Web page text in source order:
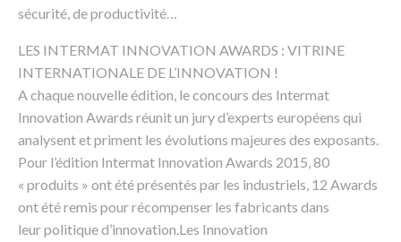
sécurité, de productivité…
LES INTERMAT INNOVATION AWARDS : VITRINE
INTERNATIONALE DE L’INNOVATION !
A chaque nouvelle édition, le concours des Intermat
Innovation Awards réunit un jury d’experts européens qui
analysent et priment les évolutions majeures des exposants.
Pour l’édition Intermat Innovation Awards 2015, 80
« produits » ont été présentés par les industriels, 12 Awards
ont été remis pour récompenser les fabricants dans
leur politique d’innovation.Les Innovation